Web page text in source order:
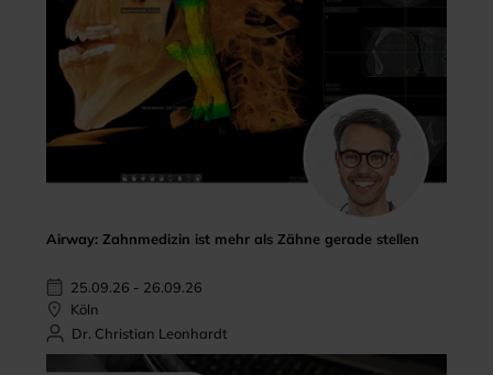
Airway: Zahnmedizin ist mehr als Zähne gerade stellen
25.09.26 - 26.09.26
Köln
Dr. Christian Leonhardt